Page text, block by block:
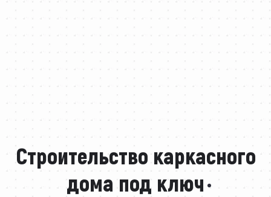
Строительство каркасного
дома под ключ